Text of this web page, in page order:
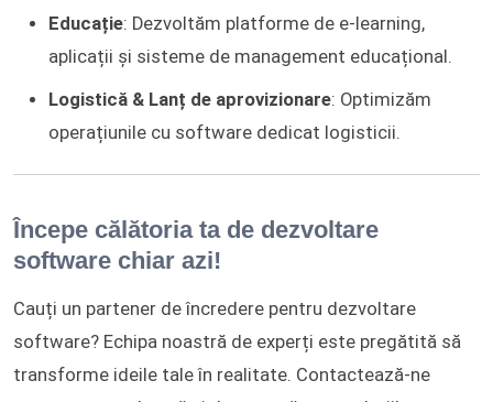
Educație: Dezvoltăm platforme de e-learning,
aplicații și sisteme de management educațional.
Logistică & Lanț de aprovizionare: Optimizăm
operațiunile cu software dedicat logisticii.
Începe călătoria ta de dezvoltare
software chiar azi!
Cauți un partener de încredere pentru dezvoltare
software? Echipa noastră de experți este pregătită să
transforme ideile tale în realitate. Contactează-ne